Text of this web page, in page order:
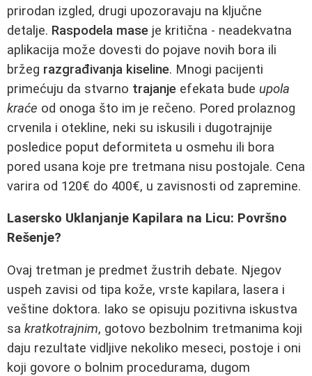
prirodan izgled, drugi upozoravaju na ključne
detalje. Raspodela mase je kritična - neadekvatna
aplikacija može dovesti do pojave novih bora ili
bržeg razgrađivanja kiseline. Mnogi pacijenti
primećuju da stvarno trajanje efekata bude upola
kraće od onoga što im je rečeno. Pored prolaznog
crvenila i otekline, neki su iskusili i dugotrajnije
posledice poput deformiteta u osmehu ili bora
pored usana koje pre tretmana nisu postojale. Cena
varira od 120€ do 400€, u zavisnosti od zapremine.
Lasersko Uklanjanje Kapilara na Licu: Površno
Rešenje?
Ovaj tretman je predmet žustrih debate. Njegov
uspeh zavisi od tipa kože, vrste kapilara, lasera i
veštine doktora. Iako se opisuju pozitivna iskustva
sa kratkotrajnim, gotovo bezbolnim tretmanima koji
daju rezultate vidljive nekoliko meseci, postoje i oni
koji govore o bolnim procedurama, dugom